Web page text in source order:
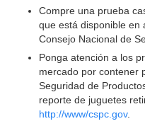
Compre una prueba
que está disponible en
Consejo Nacional de
Ponga atención a los
mercado por contener
Seguridad de
reporte de juguetes
http://www/cspc.gov.